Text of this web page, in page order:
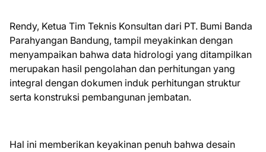
Rendy, Ketua Tim Teknis Konsultan dari PT. Bumi Banda
Parahyangan Bandung, tampil meyakinkan dengan
menyampaikan bahwa data hidrologi yang ditampilkan
merupakan hasil pengolahan dan perhitungan yang
integral dengan dokumen induk perhitungan struktur
serta konstruksi pembangunan jembatan.
Hal ini memberikan keyakinan penuh bahwa desain